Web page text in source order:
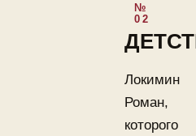
Локимин
Роман,
которого